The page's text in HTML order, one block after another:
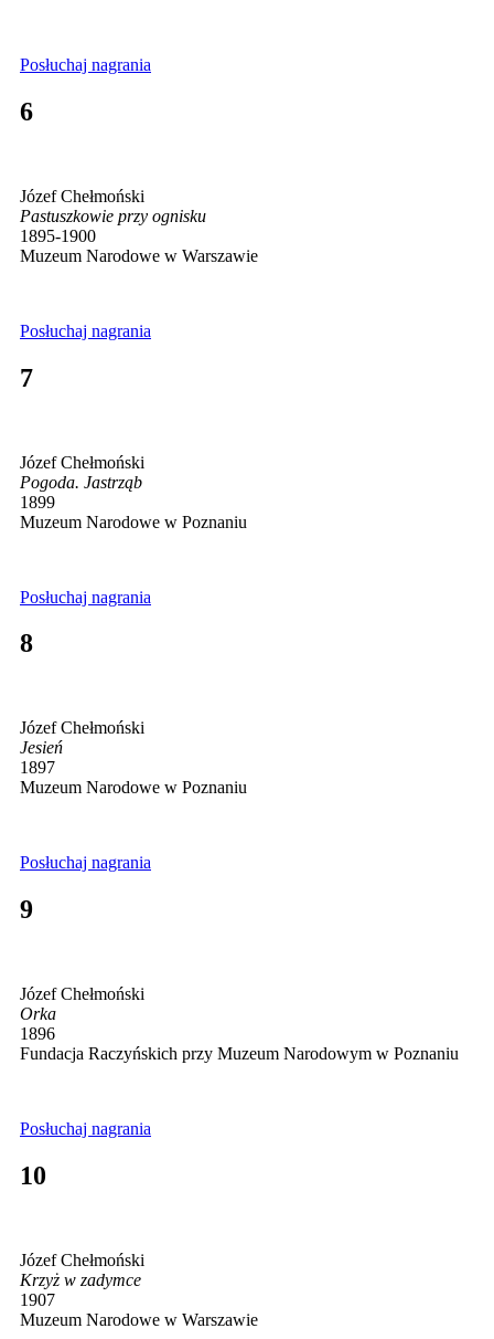
Posłuchaj nagrania
6
Józef Chełmoński
Pastuszkowie przy ognisku
1895-1900
Muzeum Narodowe w Warszawie
Posłuchaj nagrania
7
Józef Chełmoński
Pogoda. Jastrząb
1899
Muzeum Narodowe w Poznaniu
Posłuchaj nagrania
8
Józef Chełmoński
Jesień
1897
Muzeum Narodowe w Poznaniu
Posłuchaj nagrania
9
Józef Chełmoński
Orka
1896
Fundacja Raczyńskich przy Muzeum Narodowym w Poznaniu
Posłuchaj nagrania
10
Józef Chełmoński
Krzyż w zadymce
1907
Muzeum Narodowe w Warszawie